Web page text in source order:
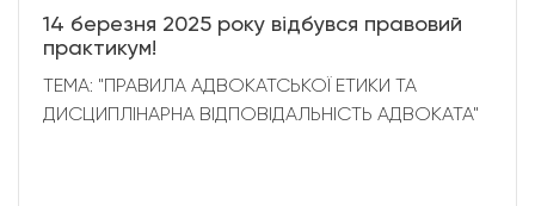
14 березня 2025 року відбувся правовий
практикум!
ТЕМА: "ПРАВИЛА АДВОКАТСЬКОЇ ЕТИКИ ТА
ДИСЦИПЛІНАРНА ВІДПОВІДАЛЬНІСТЬ АДВОКАТА"